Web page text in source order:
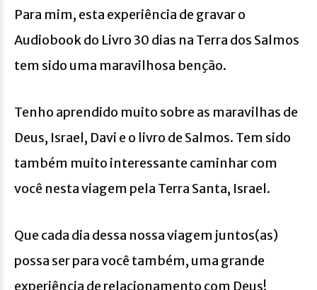
Para mim, esta experiência de gravar o
Audiobook do Livro 30 dias na Terra dos Salmos
tem sido uma maravilhosa benção.
Tenho aprendido muito sobre as maravilhas de
Deus, Israel, Davi e o livro de Salmos. Tem sido
também muito interessante caminhar com
você nesta viagem pela Terra Santa, Israel.
Que cada dia dessa nossa viagem juntos(as)
possa ser para você também, uma grande
experiência de relacionamento com Deus!